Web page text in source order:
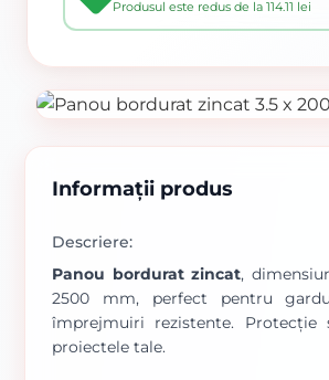
Produsul este redus de la 114.11 lei
Informații produs
Descriere:
Panou bordurat zincat,
2500 mm, perfect pentru
împrejmuiri rezistente. Protecție
proiectele tale.